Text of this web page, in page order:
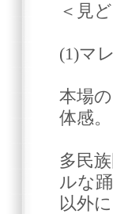
＜見
(1)マ
本場
体感。
多民
ルな
以外